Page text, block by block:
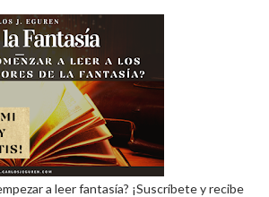
a leer fantasía? ¡Suscríbete y recibe